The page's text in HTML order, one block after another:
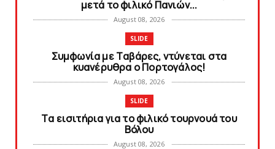
μετά το φιλικό Πανιών...
August 08, 2026
SLIDE
Συμφωνία με Tαβάρες, ντύνεται στα
κυανέρυθρα ο Πορτογάλος!
August 08, 2026
SLIDE
Tα εισιτήρια για το φιλικό τουρνουά του
Bόλου
August 08, 2026